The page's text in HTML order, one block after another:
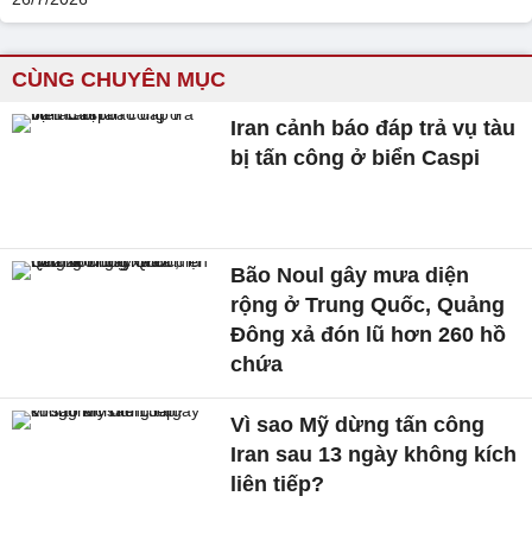
CÙNG CHUYÊN MỤC
Iran cảnh báo đáp trả vụ tàu
bị tấn công ở biển Caspi
Bão Noul gây mưa diện
rộng ở Trung Quốc, Quảng
Đông xả đón lũ hơn 260 hồ
chứa
Vì sao Mỹ dừng tấn công
Iran sau 13 ngày không kích
liên tiếp?